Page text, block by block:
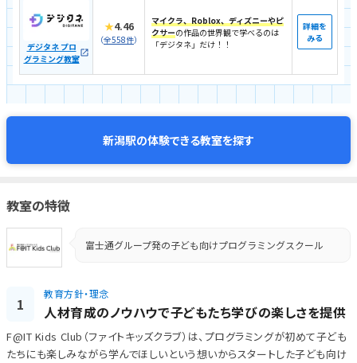
デジタネ プロ
グラミング教室
★4.46
（全558件）
マイクラ、Roblox、ディズニーやピ
クサーの作品の世界観で学べるのは
「デジタネ」だけ！！
詳細を
みる
新潟駅の体験できる教室を探す
教室の特徴
富士通グループ発の子ども向けプログラミングスクール
1
教育方針・理念
人材育成のノウハウで子どもたち学びの楽しさを提供
F@IT Kids Club（ファイトキッズクラブ）は、プログラミングが初めて子ども
たちにも楽しみながら学んでほしいという想いからスタートした子ども向け